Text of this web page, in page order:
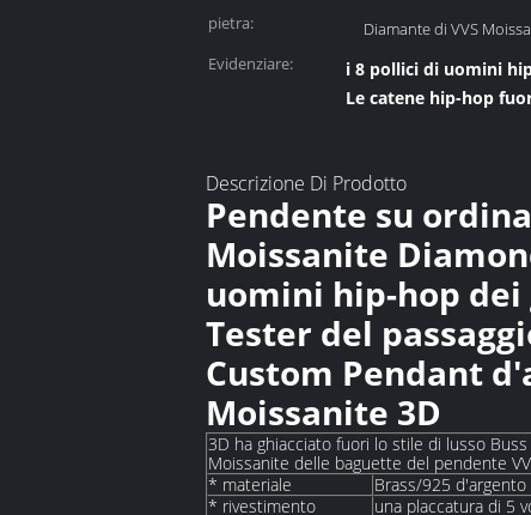
pietra:
Diamante di VVS
Evidenziare:
i 8 pollici di uomini
Le catene hip-hop
Descrizione Di Prodotto
Pendente su
Moissanite
uomini hip-hop
Tester del
Custom Pendant
Moissanite 3D
3D ha ghiacciato fuori lo stile di lusso
Moissanite delle baguette del pendente
* materiale
Brass/925
* rivestimento
una placcatura di 5